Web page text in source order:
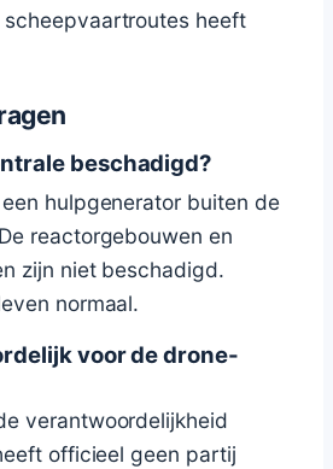
heeft
beschadigd?
hulpgenerator buiten de
reactorgebouwen en
zijn niet beschadigd.
normaal.
voor de drone-
verantwoordelijkheid
officieel geen partij